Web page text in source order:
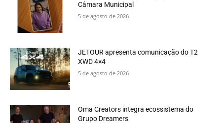
Câmara Municipal
5 de agosto de 2026
JETOUR apresenta comunicação do T2
XWD 4×4
5 de agosto de 2026
Oma Creators integra ecossistema do
Grupo Dreamers